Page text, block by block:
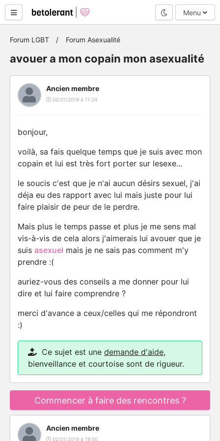
Mode nuit
Menu
Forum LGBT Forum Asexualité
avouer a mon copain mon asexualité
Ancien membre
02/01/2019 à 11:24
bonjour,
voilà, sa fais quelque temps que je suis avec mon
copain et lui est très fort porter sur lesexe...
le soucis c'est que je n'ai aucun désirs sexuel, j'ai
déja eu des rapport avec lui mais juste pour lui
faire plaisir de peur de le perdre.
Mais plus le temps passe et plus je me sens mal
vis-à-vis de cela alors j'aimerais lui avouer que je
suis asexuel mais je ne sais pas comment m'y
prendre :(
auriez-vous des conseils a me donner pour lui
dire et lui faire comprendre ?
merci d'avance a ceux/celles qui me répondront
:)
Ce sujet est une demande d'aide,
bienveillance et courtoise sont de rigueur.
Commencer à faire des rencontres ?
Ancien membre
02/01/2019 à 19:50